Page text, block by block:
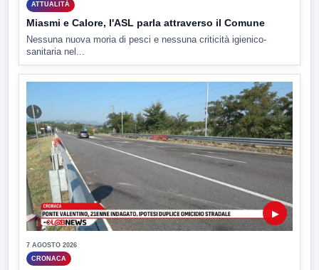
ATTUALITÀ
Miasmi e Calore, l'ASL parla attraverso il Comune
Nessuna nuova moria di pesci e nessuna criticità igienico-
sanitaria nel...
▶
7 AGOSTO 2026
CRONACA